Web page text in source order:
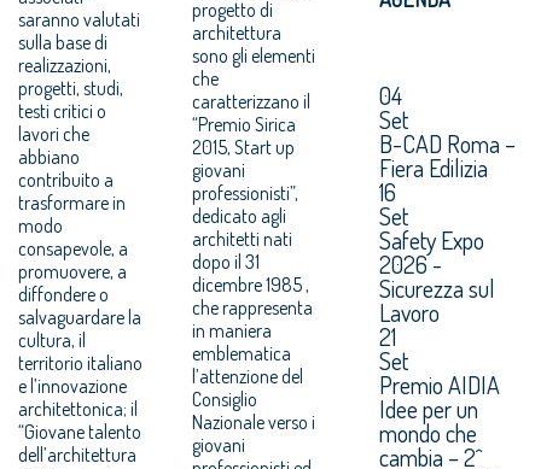
saranno valutati
sulla base di
realizzazioni,
progetti, studi,
testi critici o
lavori che
abbiano
contribuito a
trasformare in
modo
consapevole, a
promuovere, a
diffondere o
salvaguardare la
cultura, il
territorio italiano
e l’innovazione
architettonica; il
“Giovane talento
dell’architettura
progetto di
architettura
sono gli elementi
che
caratterizzano il
“Premio Sirica
2015, Start up
giovani
professionisti”,
dedicato agli
architetti nati
dopo il 31
dicembre 1985 ,
che rappresenta
in maniera
emblematica
l’attenzione del
Consiglio
Nazionale verso i
giovani
04
Set
B-CAD Roma –
Fiera Edilizia
16
Set
Safety Expo
2026 -
Sicurezza sul
Lavoro
21
Set
Premio AIDIA
Idee per un
mondo che
cambia – 2^